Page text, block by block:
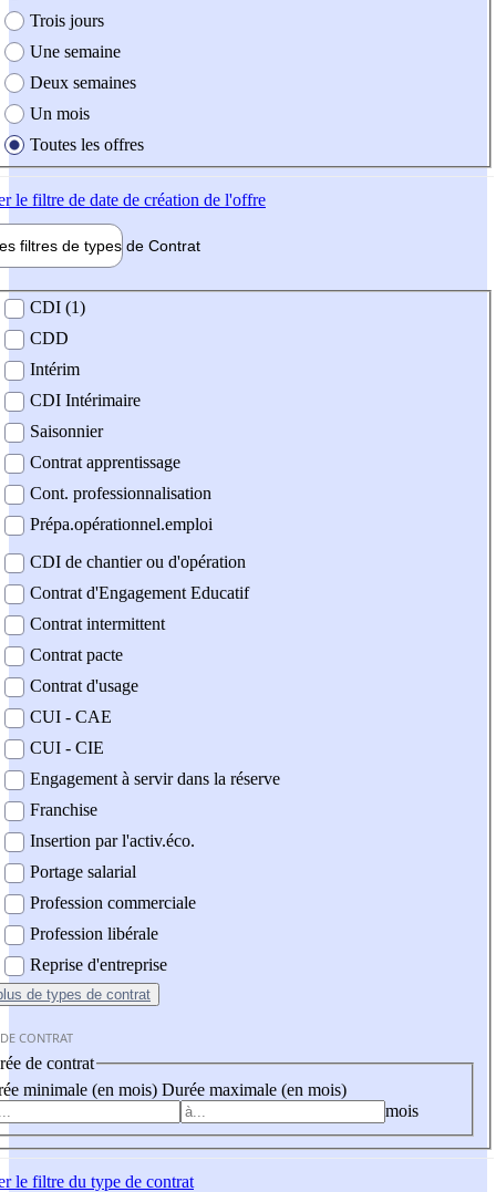
Trois jours
Une semaine
Deux semaines
Un mois
Toutes les offres
le filtre de date de création de l'offre
filtres de types de Contrat
contrat
CDI (1)
CDD
Intérim
CDI Intérimaire
Saisonnier
Contrat apprentissage
Cont. professionnalisation
Prépa.opérationnel.emploi
CDI de chantier ou d'opération
Contrat d'Engagement Educatif
Contrat intermittent
Contrat pacte
Contrat d'usage
CUI - CAE
CUI - CIE
Engagement à servir dans la réserve
Franchise
Insertion par l'activ.éco.
Portage salarial
Profession commerciale
Profession libérale
Reprise d'entreprise
de types de contrat
CONTRAT
de contrat
minimale (en mois) Durée maximale (en mois)
mois
le filtre du type de contrat